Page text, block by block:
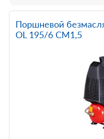
Поршневой
OL 195/6 CM1,5